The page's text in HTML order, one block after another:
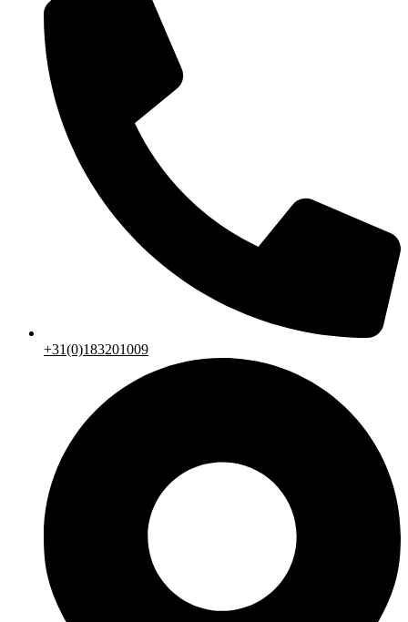
+31(0)183201009